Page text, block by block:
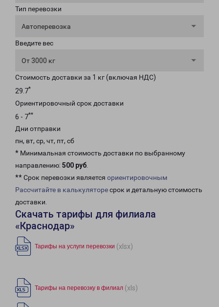
Тип перевозки
Автоперевозка
Введите вес
От 3000 кг
Стоимость доставки за 1 кг (включая НДС)
29.7*
Ориентировочный срок доставки
6 - 7**
Дни отправки
пн, вт, ср, чт, пт, сб
* Минимальная стоимость доставки по выбранному
направлению: 500 руб.
** Срок перевозки является ориентировочным
Рассчитайте в калькуляторесрок и детальную стоимость
доставки.
Скачать тарифы для филиала
«Краснодар»
Тарифы на услуги перевозки (xlsx)
Тарифы на перевозку в филиал (xls)